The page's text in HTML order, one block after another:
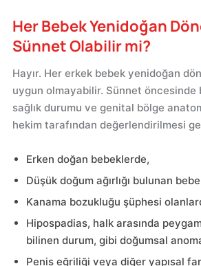
Her Bebek Yenidoğan
Sünnet Olabilir mi?
Hayır. Her erkek bebek yenidoğan
uygun olmayabilir. Sünnet öncesinde
sağlık durumu ve genital bölge
hekim tarafından değerlendirilmesi
Erken doğan bebeklerde,
Düşük doğum ağırlığı bulunan
Kanama bozukluğu şüphesi
Hipospadias, halk arasında
bilinen durum, gibi doğumsal
Penis eğriliği veya diğer yapısal